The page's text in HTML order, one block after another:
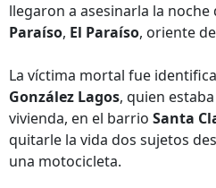
llegaron a asesinarla la
Paraíso, El Paraíso, oriente de
La víctima mortal fue
González Lagos, quien
vivienda, en el barrio Santa
quitarle la vida dos sujetos
una motocicleta.